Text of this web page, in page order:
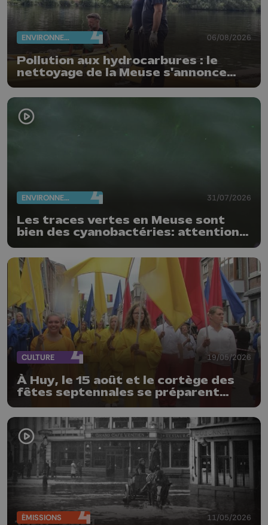
ENVIRONNEMENT 06/08/2026
Pollution aux hydrocarbures : le
nettoyage de la Meuse s'annonce
compliqué
ENVIRONNEMENT 31/07/2026
Les traces vertes en Meuse sont
bien des cyanobactéries: attention
CULTURE 19/05/2026
À Huy, le 15 août et le cortège des
fêtes septennales se préparent
déjà, les organisateurs lancent un
vibrant appel à l’aide
ÉMISSIONS 11/05/2026